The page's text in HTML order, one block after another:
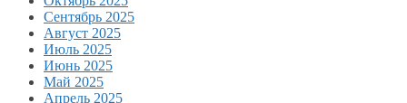
Сентябрь 2025
Август 2025
Июль 2025
Июнь 2025
Май 2025
Апрель 2025